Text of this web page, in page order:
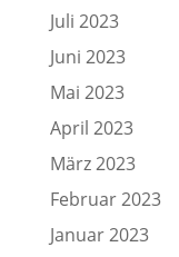
Juli 2023
Juni 2023
Mai 2023
April 2023
März 2023
Februar 2023
Januar 2023